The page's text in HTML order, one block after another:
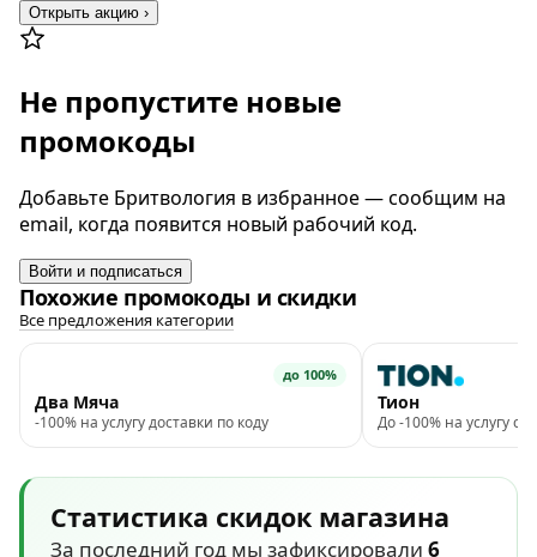
Открыть акцию ›
Не пропустите новые
промокоды
Добавьте Бритвология в избранное — сообщим на
email, когда появится новый рабочий код.
Войти и подписаться
Похожие промокоды и скидки
Все предложения категории
до 100%
Два Мяча
-100% на услугу доставки по коду
Тион
До -100% на услугу
Статистика скидок магазина
За последний год мы зафиксировали 6